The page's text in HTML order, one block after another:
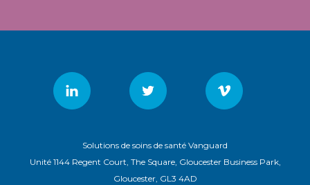
Solutions de soins de santé Vanguard
Unité 1144 Regent Court, The Square, Gloucester Business Park,
Gloucester, GL3 4AD